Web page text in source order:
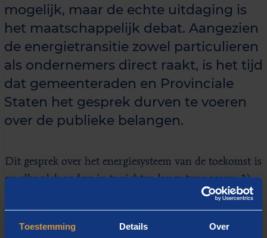
Toestemming Details Over
mogelijk, maar de echte uitdaging is
het maatschappelijk debat. Aangezien
de energietransitie zowel particulieren
als ondernemers direct raakt, is het tijd
dat gemeenteraden en Provinciale
Staten het gesprek durven te voeren
over de publieke belangen.
Dit gesprek over het energiesysteem van de toekomst is
op elke plek anders in te richten langs twee assen: 1)
wie voert het gesprek en waar 2) alle publieke
belangen meenemen of slechts een selectie. DIt helpt
overheden te bepalen welke belangen in hun gebied